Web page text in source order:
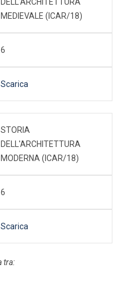
MEDIEVALE (ICAR/18)
6
Scarica
STORIA
DELL'ARCHITETTURA
MODERNA (ICAR/18)
6
Scarica
tra: